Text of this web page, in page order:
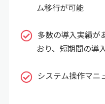
ム移行が可能
多数の導入実績が
おり、短期間の導
システム操作マニ